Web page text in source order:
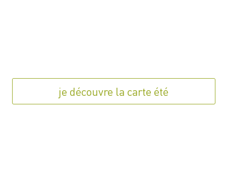
je découvre la carte été